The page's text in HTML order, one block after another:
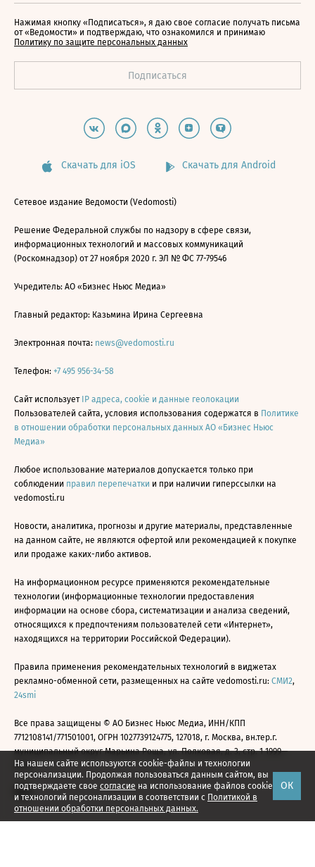
На нашем сайте используются cookie-файлы и технологии
персонализации. Продолжая пользоваться данным сайтом, вы
подтверждаете свое согласие на использование файлов cookie
и технологий персонализации в соответствии с Политикой в
отношении обработки персональных данных.
ОК
Нажимая кнопку «Подписаться», я даю свое согласие получать письма
от «Ведомости» и подтверждаю, что ознакомился и принимаю
Политику по защите персональных данных
Скачать для iOS Скачать для Android
Сетевое издание Ведомости (Vedomosti)
Решение Федеральной службы по надзору в сфере связи,
информационных технологий и массовых коммуникаций
(Роскомнадзор) от 27 ноября 2020 г. ЭЛ № ФС 77-79546
Учредитель: АО «Бизнес Ньюс Медиа»
Главный редактор: Казьмина Ирина Сергеевна
Электронная почта: news@vedomosti.ru
Телефон: +7 495 956-34-58
Сайт использует IP адреса, cookie и данные геолокации
Пользователей сайта, условия использования содержатся в Политике
в отношении обработки персональных данных АО «Бизнес Ньюс
Медиа»
Любое использование материалов допускается только при
соблюдении правил перепечатки и при наличии гиперссылки на
vedomosti.ru
Новости, аналитика, прогнозы и другие материалы, представленные
на данном сайте, не являются офертой или рекомендацией к покупке
или продаже каких-либо активов.
На информационном ресурсе применяются рекомендательные
технологии (информационные технологии предоставления
информации на основе сбора, систематизации и анализа сведений,
относящихся к предпочтениям пользователей сети «Интернет»,
находящихся на территории Российской Федерации).
Правила применения рекомендательных технологий в виджетах
рекламно-обменной сети, размещенных на сайте vedomosti.ru: СМИ2,
24smi
Все права защищены © АО Бизнес Ньюс Медиа, ИНН/КПП
7712108141/771501001, ОГРН 1027739124775, 127018, г. Москва, вн.тер.г.
муниципальный округ Марьина Роща, ул. Полковая, д. 3, стр. 1 1999—
2026